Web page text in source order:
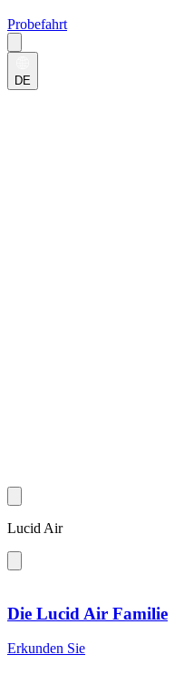
Probefahrt
DE
Lucid Air
Die Lucid Air Familie
Erkunden Sie